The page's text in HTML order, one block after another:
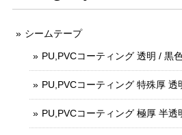
シームテープ
PU,PVCコーティング 透明 / 黒
PU,PVCコーティング 特殊厚 透
PU,PVCコーティング 極厚 半透